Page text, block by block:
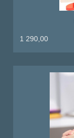
1 290,00